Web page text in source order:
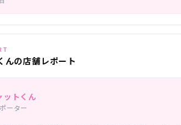
んの店舗レポート
ットくん
ーター